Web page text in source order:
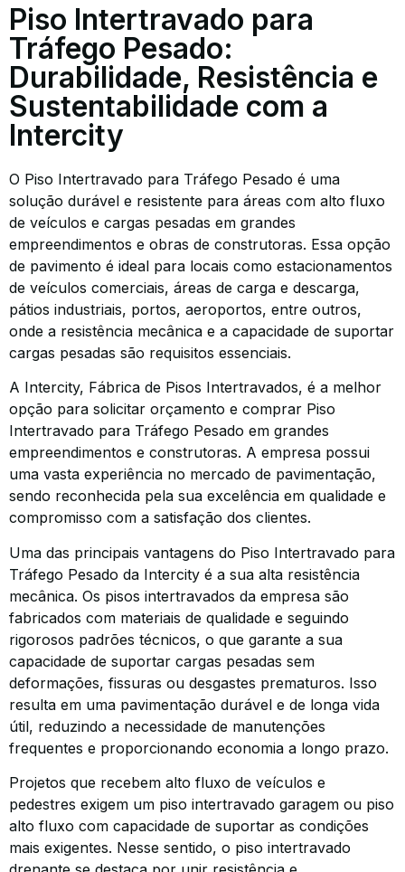
Piso Intertravado para
Tráfego Pesado:
Durabilidade, Resistência e
Sustentabilidade com a
Intercity
O Piso Intertravado para Tráfego Pesado é uma
solução durável e resistente para áreas com alto fluxo
de veículos e cargas pesadas em grandes
empreendimentos e obras de construtoras. Essa opção
de pavimento é ideal para locais como estacionamentos
de veículos comerciais, áreas de carga e descarga,
pátios industriais, portos, aeroportos, entre outros,
onde a resistência mecânica e a capacidade de suportar
cargas pesadas são requisitos essenciais.
A Intercity, Fábrica de Pisos Intertravados, é a melhor
opção para solicitar orçamento e comprar Piso
Intertravado para Tráfego Pesado em grandes
empreendimentos e construtoras. A empresa possui
uma vasta experiência no mercado de pavimentação,
sendo reconhecida pela sua excelência em qualidade e
compromisso com a satisfação dos clientes.
Uma das principais vantagens do Piso Intertravado para
Tráfego Pesado da Intercity é a sua alta resistência
mecânica. Os pisos intertravados da empresa são
fabricados com materiais de qualidade e seguindo
rigorosos padrões técnicos, o que garante a sua
capacidade de suportar cargas pesadas sem
deformações, fissuras ou desgastes prematuros. Isso
resulta em uma pavimentação durável e de longa vida
útil, reduzindo a necessidade de manutenções
frequentes e proporcionando economia a longo prazo.
Projetos que recebem alto fluxo de veículos e
pedestres exigem um piso intertravado garagem ou piso
alto fluxo com capacidade de suportar as condições
mais exigentes. Nesse sentido, o piso intertravado